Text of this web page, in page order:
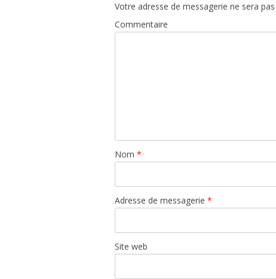
Votre adresse de messagerie ne sera
Commentaire
Nom *
Adresse de messagerie *
Site web